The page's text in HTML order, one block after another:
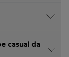
casual da